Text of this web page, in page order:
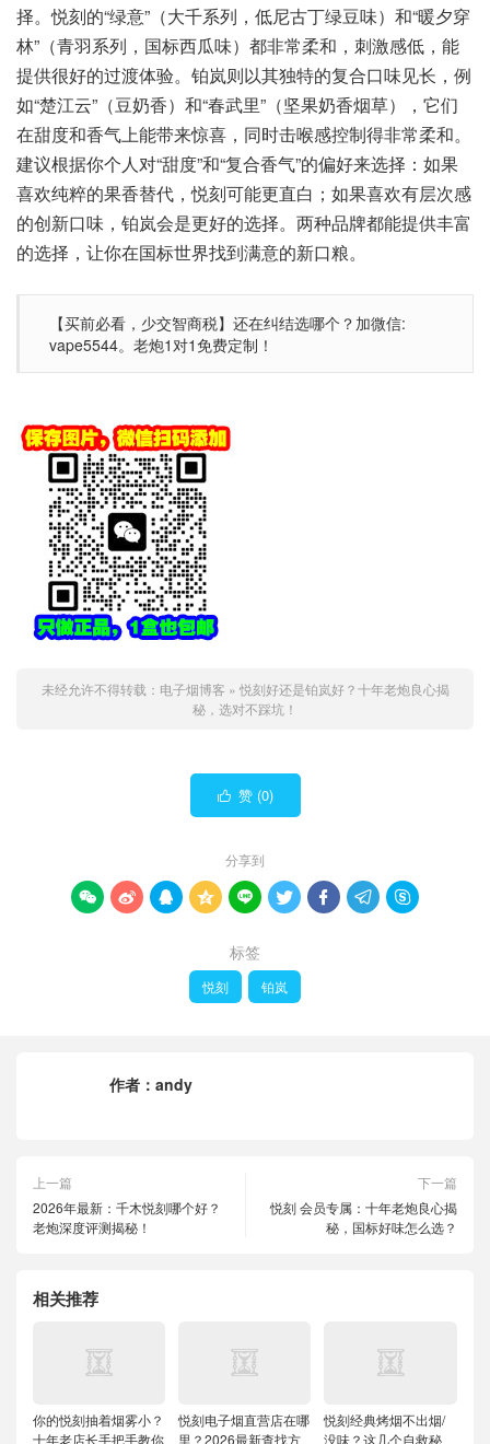
择。悦刻的“绿意”（大千系列，低尼古丁绿豆味）和“暖夕穿
林”（青羽系列，国标西瓜味）都非常柔和，刺激感低，能
提供很好的过渡体验。铂岚则以其独特的复合口味见长，例
如“楚江云”（豆奶香）和“春武里”（坚果奶香烟草），它们
在甜度和香气上能带来惊喜，同时击喉感控制得非常柔和。
建议根据你个人对“甜度”和“复合香气”的偏好来选择：如果
喜欢纯粹的果香替代，悦刻可能更直白；如果喜欢有层次感
的创新口味，铂岚会是更好的选择。两种品牌都能提供丰富
的选择，让你在国标世界找到满意的新口粮。
【买前必看，少交智商税】还在纠结选哪个？加微信:
vape5544。老炮1对1免费定制！
未经允许不得转载： 电子烟博客 » 悦刻好还是铂岚好？十年老炮良心揭
秘，选对不踩坑！
 赞 (0)
分享到
        
标签
悦刻 铂岚
作者： andy
上一篇
2026年最新：千木悦刻哪个好？
老炮深度评测揭秘！
下一篇
悦刻 会员专属：十年老炮良心揭
秘，国标好味怎么选？
相关推荐
你的悦刻抽着烟雾小？
十年老店长手把手教你
悦刻电子烟直营店在哪
里？2026最新查找方
悦刻经典烤烟不出烟/
没味？这几个自救秘